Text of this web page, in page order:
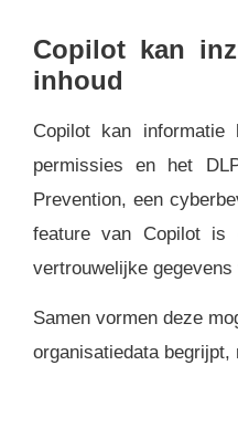
Copilot kan
inhoud
Copilot kan informatie
permissies en het
Prevention, een
feature van Copilot is
vertrouwelijke gegevens
Samen vormen deze
organisatiedata